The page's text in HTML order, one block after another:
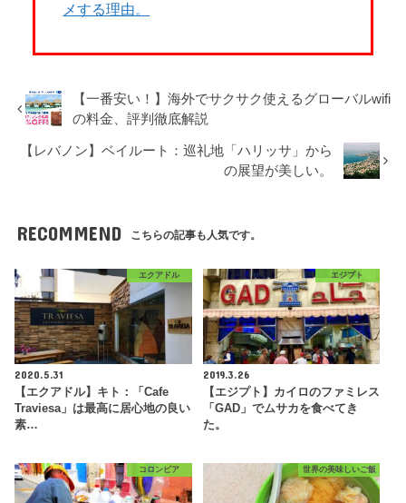
メする理由。
【一番安い！】海外でサクサク使えるグローバルwifi
の料金、評判徹底解説
【レバノン】ベイルート：巡礼地「ハリッサ」から
の展望が美しい。
RECOMMEND こちらの記事も人気です。
エクアドル
2020.5.31
【エクアドル】キト：「Cafe
Traviesa」は最高に居心地の良い
素…
エジプト
2019.3.26
【エジプト】カイロのファミレス
「GAD」でムサカを食べてき
た。
コロンビア 世界の美味しいご飯